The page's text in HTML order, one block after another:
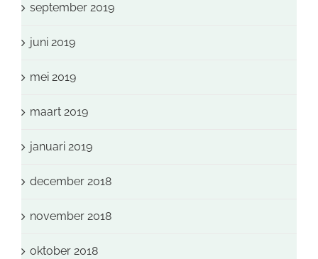
september 2019
juni 2019
mei 2019
maart 2019
januari 2019
december 2018
november 2018
oktober 2018